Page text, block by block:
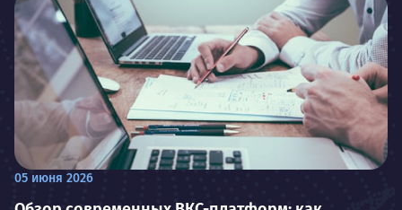
05 июня 2026